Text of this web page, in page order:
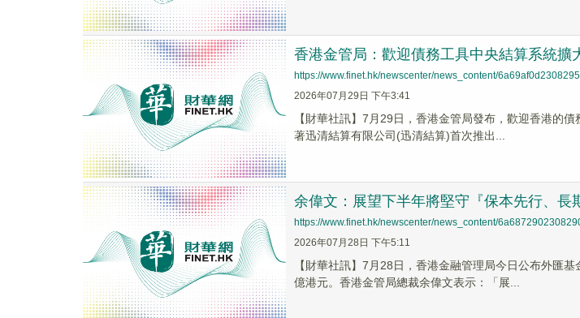
香港金管局：歡迎債務工具中央結算系統擴
https://www.finet.hk/newscenter/news_content/
2026年07月29日 下午3:41
【財華社訊】7月29日，香港金管局發布，歡迎香港的
著迅清結算有限公司(迅清結算)首次推出...
余偉文：展望下半年將堅守『保本先行、
https://www.finet.hk/newscenter/news_content/
2026年07月28日 下午5:11
【財華社訊】7月28日，香港金融管理局今日公布外匯
億港元。香港金管局總裁余偉文表示：「展...